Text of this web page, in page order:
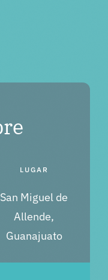
LUGAR
San Miguel de
Allende,
Guanajuato